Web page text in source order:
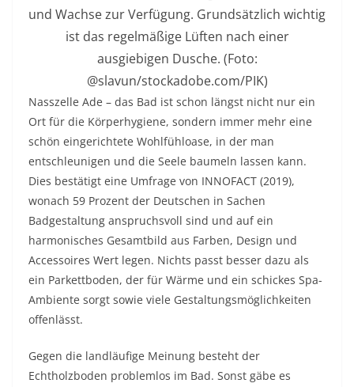
und Wachse zur Verfügung. Grundsätzlich wichtig
ist das regelmäßige Lüften nach einer
ausgiebigen Dusche. (Foto:
@slavun/stockadobe.com/PIK)
Nasszelle Ade – das Bad ist schon längst nicht nur ein
Ort für die Körperhygiene, sondern immer mehr eine
schön eingerichtete Wohlfühloase, in der man
entschleunigen und die Seele baumeln lassen kann.
Dies bestätigt eine Umfrage von INNOFACT (2019),
wonach 59 Prozent der Deutschen in Sachen
Badgestaltung anspruchsvoll sind und auf ein
harmonisches Gesamtbild aus Farben, Design und
Accessoires Wert legen. Nichts passt besser dazu als
ein Parkettboden, der für Wärme und ein schickes Spa-
Ambiente sorgt sowie viele Gestaltungsmöglichkeiten
offenlässt.
Gegen die landläufige Meinung besteht der
Echtholzboden problemlos im Bad. Sonst gäbe es